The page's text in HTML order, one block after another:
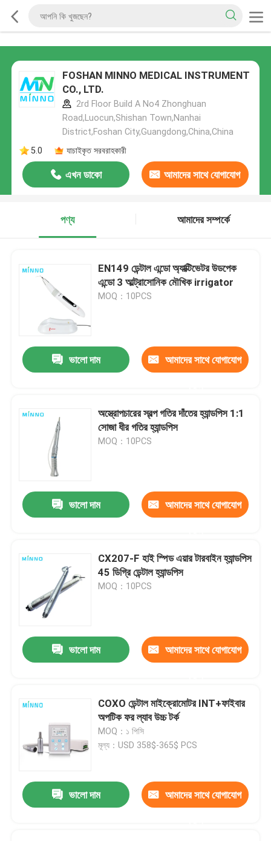
FOSHAN MINNO MEDICAL INSTRUMENT
CO., LTD.
2rd Floor Build A No4 Zhonghuan
Road,Luocun,Shishan Town,Nanhai
District,Foshan City,Guangdong,China,China
5.0
যাচাইকৃত সরবরাহকারী
এখন ডাকো আমাদের সাথে যোগাযোগ
পণ্য
আমাদের সম্পর্কে
EN149 ডেন্টাল এন্ডো অ্যাক্টিভেটর উডপেক
এন্ডো 3 আল্ট্রাসোনিক মৌখিক irrigator
MOQ：10PCS
ভালো দাম আমাদের সাথে যোগাযোগ
অস্ত্রোপচারের স্বল্প গতির দাঁতের হ্যান্ডপিস 1:1
সোজা ধীর গতির হ্যান্ডপিস
MOQ：10PCS
ভালো দাম আমাদের সাথে যোগাযোগ
CX207-F হাই স্পিড এয়ার টারবাইন হ্যান্ডপিস
45 ডিগ্রি ডেন্টাল হ্যান্ডপিস
MOQ：10PCS
ভালো দাম আমাদের সাথে যোগাযোগ
COXO ডেন্টাল মাইক্রোমোটর INT+ফাইবার
অপটিক ফর ল্যাব উচ্চ টর্ক
MOQ：১ পিসি
মূল্য：USD 358$-365$ PCS
ভালো দাম আমাদের সাথে যোগাযোগ